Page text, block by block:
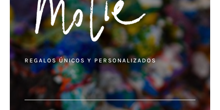
REGALOS ÚNICOS Y PERSONALIZADOS